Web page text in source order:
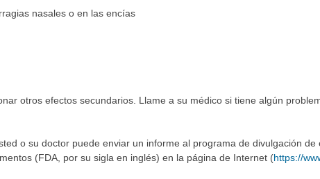
nasales o en las encías
otros efectos secundarios. Llame a su médico si tiene algún
o su doctor puede enviar un informe al programa de divulgación de
(FDA, por su sigla en inglés) en la página de Internet (https://